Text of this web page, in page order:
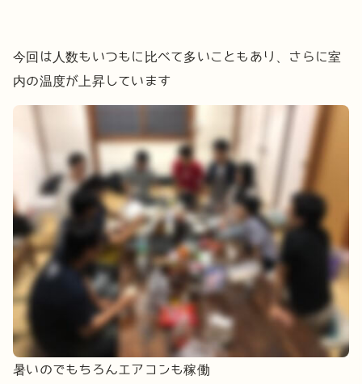
今回は人数もいつもに比べて多いこともあり、さらに室
内の温度が上昇しています
暑いのでもちろんエアコンも稼働